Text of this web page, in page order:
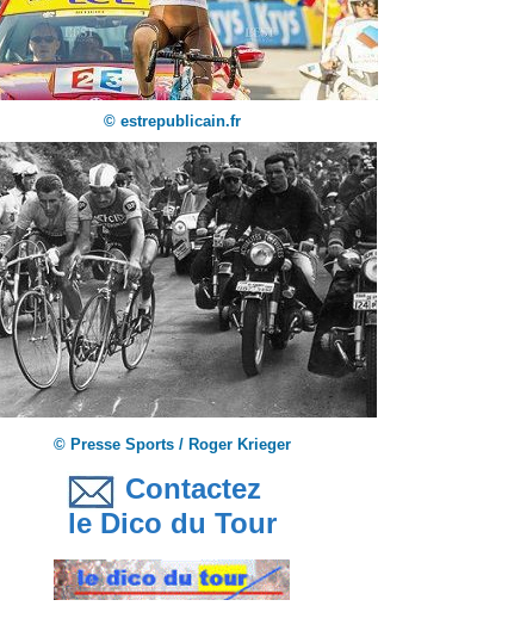
© estrepublicain.fr
© Presse Sports / Roger Krieger
Contactez
le Dico du Tour